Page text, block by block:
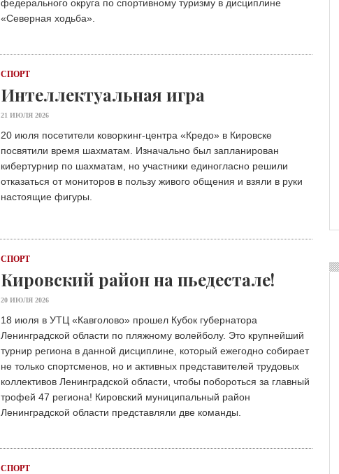
федерального округа по спортивному туризму в дисциплине
«Северная ходьба».
СПОРТ
Интеллектуальная игра
21 ИЮЛЯ 2026
20 июля посетители коворкинг-центра «Кредо» в Кировске
посвятили время шахматам. Изначально был запланирован
кибертурнир по шахматам, но участники единогласно решили
отказаться от мониторов в пользу живого общения и взяли в руки
настоящие фигуры.
СПОРТ
Кировский район на пьедестале!
20 ИЮЛЯ 2026
18 июля в УТЦ «Кавголово» прошел Кубок губернатора
Ленинградской области по пляжному волейболу. Это крупнейший
турнир региона в данной дисциплине, который ежегодно собирает
не только спортсменов, но и активных представителей трудовых
коллективов Ленинградской области, чтобы побороться за главный
трофей 47 региона! Кировский муниципальный район
Ленинградской области представляли две команды.
СПОРТ